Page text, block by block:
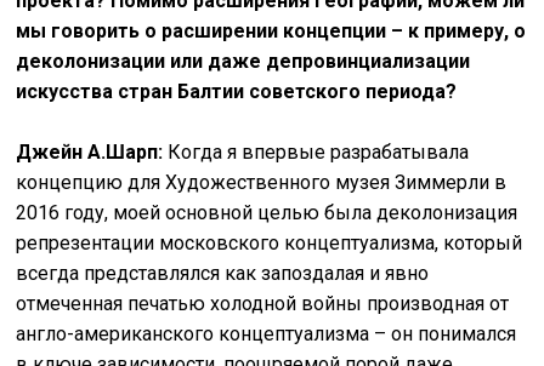
мы говорить о расширении концепции – к примеру, о
деколонизации или даже депровинциализации
искусства стран Балтии советского периода?
Джейн А.Шарп: Когда я впервые разрабатывала
концепцию для Художественного музея Зиммерли в
2016 году, моей основной целью была деколонизация
репрезентации московского концептуализма, который
всегда представлялся как запоздалая и явно
отмеченная печатью холодной войны производная от
англо-американского концептуализма – он понимался